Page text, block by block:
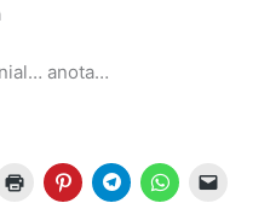
anota…